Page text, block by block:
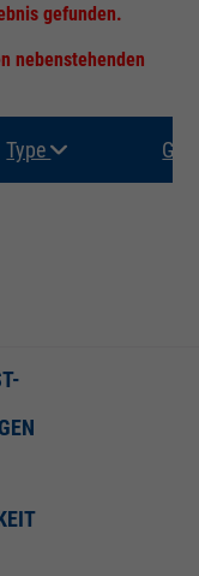
gefunden.
nebenstehenden
Type